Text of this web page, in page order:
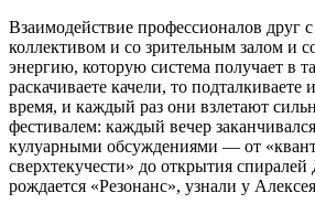
Взаимодействие профессионалов друг
коллективом и со зрительным залом и
энергию, которую система получает в
раскачиваете качели, то подталкиваете
время, и каждый раз они взлетают
фестивалем: каждый вечер
кулуарными обсуждениями — от
сверхтекучести» до открытия
рождается «Резонанс», узнали у